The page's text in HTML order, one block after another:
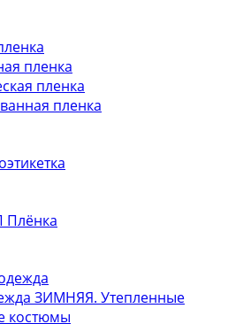
пленка
пленка
пленка
ЗИМНЯЯ. Утепленные
костюмы